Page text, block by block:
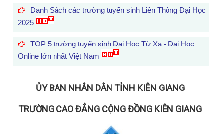
Danh Sách các trường tuyển sinh Liên Thông Đại Học
2025
TOP 5 trường tuyển sinh Đại Học Từ Xa - Đại Học
Online lớn nhất Việt Nam
ỦY BAN NHÂN DÂN TỈNH KIÊN GIANG
TRƯỜNG CAO ĐẲNG CỘNG ĐỒNG KIÊN GIANG